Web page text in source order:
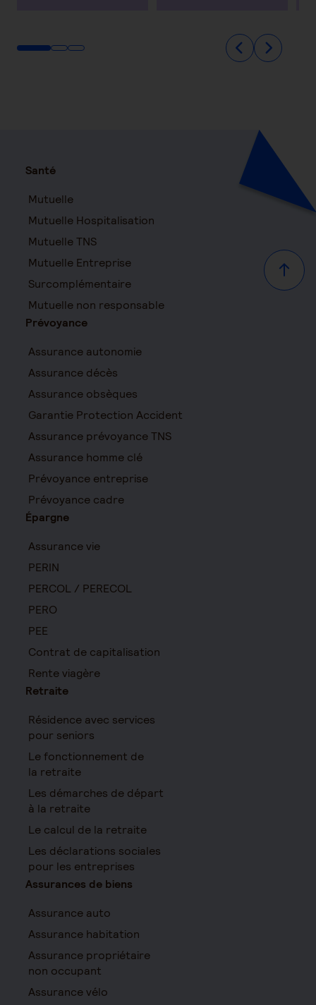
Haut
Santé
Mutuelle
Mutuelle Hospitalisation
Mutuelle TNS
Mutuelle Entreprise
Surcomplémentaire
Mutuelle non responsable
Prévoyance
Assurance autonomie
Assurance décès
Assurance obsèques
Garantie Protection Accident
Assurance prévoyance TNS
Assurance homme clé
Prévoyance entreprise
Prévoyance cadre
Épargne
Assurance vie
PERIN
PERCOL / PERECOL
PERO
PEE
Contrat de capitalisation
Rente viagère
Retraite
Résidence avec services
pour seniors
Le fonctionnement de
la retraite
Les démarches de départ
à la retraite
Le calcul de la retraite
Les déclarations sociales
pour les entreprises
Assurances de biens
Assurance auto
Assurance habitation
Assurance propriétaire
non occupant
Assurance vélo